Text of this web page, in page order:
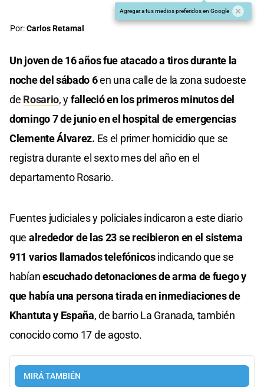
Agregar a tus medios preferidos en Google
Por:Carlos Retamal
Un joven de 16 años fue atacado a tiros durante la
noche del sábado 6en una calle de la zona sudoeste
de Rosario, yfalleció en los primeros minutos del
domingo 7 de junio en el hospital de emergencias
Clemente Álvarez. Es el primer homicidio que se
registra durante el sexto mes del año en el
departamento Rosario.
Fuentes judiciales y policiales indicaron a este diario
que alrededor de las 23 se recibieron en el sistema
911 varios llamados telefónicosindicando que se
habíanescuchado detonaciones de arma de fuego y
que había una persona tirada en inmediaciones de
Khantuta y España, de barrio La Granada, también
conocido como 17 de agosto.
MIRÁ TAMBIÉN